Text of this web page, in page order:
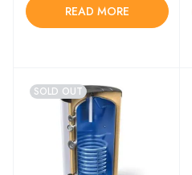
READ MORE
SOLD OUT